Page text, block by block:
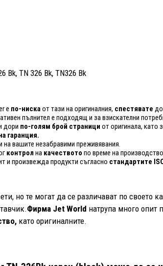
Bk, TN 326 Bk, TN326 Bk
е по-нискаот тази на оригиналния, спестявате до
пълнител е подходящ и за взискателни
дори по-голям брой страници от оригинала, като
гаранция.
на вашите незабравими преживявания.
контрол на качеството по време на
и произвежда продукти съгласно стандартите
но те могат да се различават по своето
Фирма Jet World натрупа много опит
като оригиналните.